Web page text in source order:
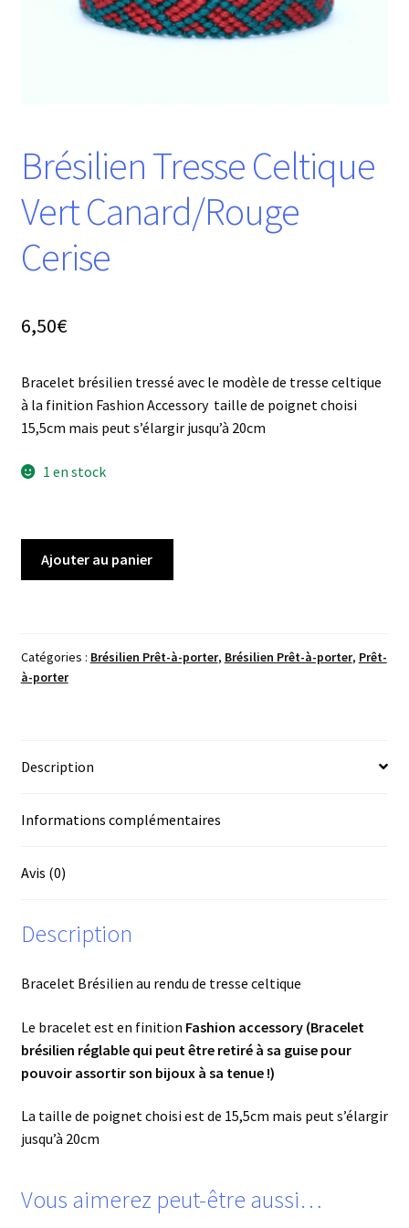
Brésilien Tresse Celtique
Vert Canard/Rouge
Cerise
6,50€
Bracelet brésilien tressé avec le modèle de tresse celtique
à la finition Fashion Accessory taille de poignet choisi
15,5cm mais peut s’élargir jusqu’à 20cm
1 en stock
Vert
Canard/Rouge
Ajouter au panier
Catégories : Brésilien Prêt-à-porter, Brésilien Prêt-à-porter, Prêt-
à-porter
Description
Informations complémentaires
Avis (0)
Description
Bracelet Brésilien au rendu de tresse celtique
Le bracelet est en finition Fashion accessory (Bracelet
brésilien réglable qui peut être retiré à sa guise pour
pouvoir assortir son bijoux à sa tenue !)
La taille de poignet choisi est de 15,5cm mais peut s’élargir
jusqu’à 20cm
Vous aimerez peut-être aussi…